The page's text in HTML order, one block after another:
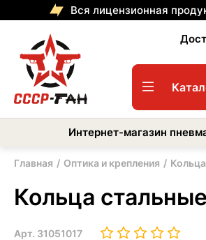
Вся лицензионная
Интернет-магазин
Главная Оптика и крепления
Кольца
Арт. 31051017